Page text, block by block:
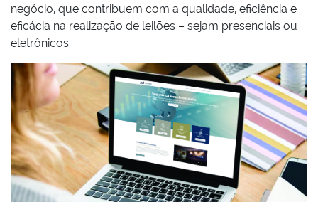
negócio, que contribuem com a qualidade, eficiência e
eficácia na realização de leilões – sejam presenciais ou
eletrônicos.